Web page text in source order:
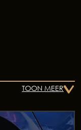
TOON MEER